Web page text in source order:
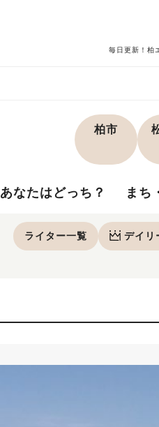
毎日更新！柏
柏市
あなたはどっち？ まち
ライター一覧 デイリ